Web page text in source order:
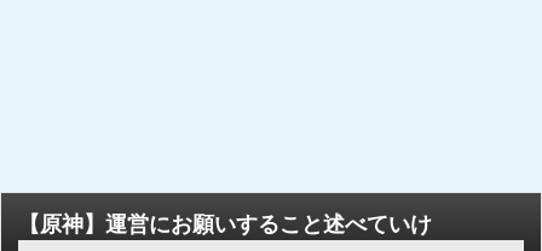
【原神】運営にお願いすること述べていけ